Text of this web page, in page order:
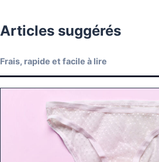
Articles suggérés
Frais, rapide et facile à lire